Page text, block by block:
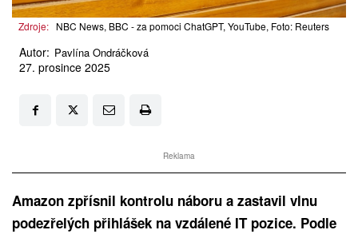
Zdroje: NBC News, BBC - za pomoci ChatGPT, YouTube, Foto: Reuters
Autor: Pavlína Ondráčková
27. prosince 2025
Reklama
Amazon zpřísnil kontrolu náboru a zastavil vlnu
podezřelých přihlášek na vzdálené IT pozice. Podle